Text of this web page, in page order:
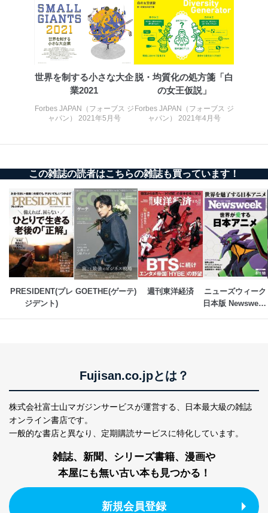
公衆衛生の向上または児童の健全な育成の推進のため
に特に必要がある場合であって、本人の同意を得るこ
とが困難である場合。
国の機関もしくは地方公共団体またはその委託を受け
た者が法令の定める事務を遂行することに対して協力
する必要がある場合であって、本人の同意を得ること
により当該事務の遂行に支障を及ぼすおそれがあると
だ企業に、業務の一部として個人情報の取扱いを委
託・提供する場合、その業務に必要な範囲で委託・提
委託・提供先企業は具体的には以下のような企業です
委託先：カスタマーサポート支援会社 、クレジッ
トカード決済などの決済代行・料金回収会社、広
告配信サービス会社
提供先：出版社、出版物発売元、卸売会社、販売
店など商品の供給者、梱包会社、配送会社、新聞
販売店などの梱包・配送・配達会社
４．開示対象個人情報の「開示」「訂正」等の請求につ
いて
当社は、本人から、開示対象個人情報について利用目的
の通知を求められた場合には、遅滞なくこれに応じま
す。ただし、以下①～④のいずれかに該当する場合は、
害するおそれがある場合
②利用目的を本人に通知し、又は公表することによって
当該事業者の権利又は正当な利益を害するおそれがある
場合
③国の機関又は地方公共団体が法令の定める事務を遂行
することに対して協力する必要がある場合であって、利
事務の遂行に支障を及ぼすおそれがあるとき
④開示対象個人情報の利用目的が明らかな場合
たはその代理人からの利用目的の通知、開示、変更等
世界を制する小さな大企
業2021
Forbes JAPAN（フォーブス ジ
ャパン） 2021年5月号
脱・均質化の処方箋「白
の女王仮説」
Forbes JAPAN（フォーブス ジ
ャパン） 2021年4月号
この雑誌の読者はこちらの雑誌も買っています！
PRESIDENT(プレ
ジデント)
GOETHE(ゲーテ) 週刊東洋経済
ニューズウィーク
日本版 Newsweek
Fujisan.co.jpとは？
株式会社富士山マガジンサービスが運営する、
日本最大級の雑誌
オンライン書店です。
一般的な書店と異なり、 定期購読サービスに特化しています。
雑誌、新聞、シリーズ書籍、漫画や
本屋にも無い古い本も見つかる！
新規会員登録